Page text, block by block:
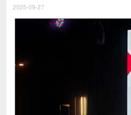
2025-09-27